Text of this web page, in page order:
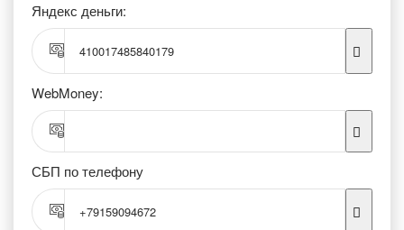
Яндекс деньги:
410017485840179
WebMoney:
СБП по телефону
+79159094672